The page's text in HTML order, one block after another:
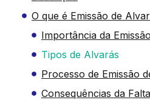
O que é Emissão de
Importância da
Tipos de Alvarás
Processo de Emissão
Consequências da